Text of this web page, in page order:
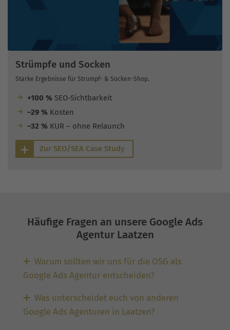
Strümpfe und Socken
Starke Ergebnisse für Strumpf- & Socken-Shop.
+100 %SEO-Sichtbarkeit
–29 %Kosten
–32 %KUR – ohne Relaunch
Zur SEO/SEA Case Study
Häufige Fragen an unsere Google Ads
Agentur Laatzen
Warum sollten wir uns für die OSG als
Google Ads Agentur entscheiden?
Was unterscheidet euch von anderen
Google Ads Agenturen in Laatzen?